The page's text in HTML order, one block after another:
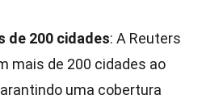
de 200 cidades: A Reuters
mais de 200 cidades ao
uma cobertura